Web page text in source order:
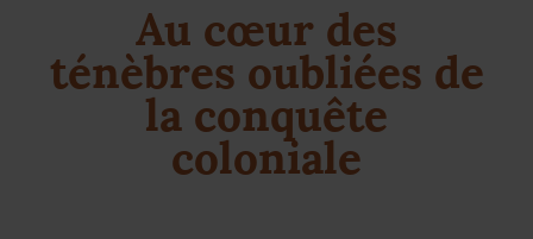
Au cœur des
ténèbres oubliées de
la conquête
coloniale